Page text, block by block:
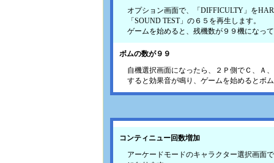
オプション画面で、「DIFFICULTY」を
「SOUND TEST」の６５を再生します。
ゲームを始めると、残機数が９９機になっ
ボムの数が９９
自機選択画面になったら、２Ｐ側でＣ、Ａ
すると効果音が鳴り、ゲームを始めるとボ
コンティニュー回数増加
アーケードモードのキャラクター選択画面